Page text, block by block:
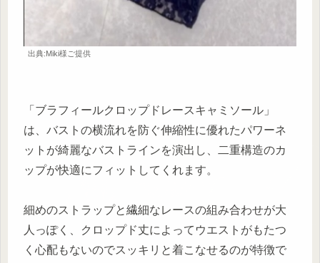
出典:Miki様ご提供
「ブラフィールクロップドレースキャミソール」
は、バストの横流れを防ぐ伸縮性に優れたパワーネ
ットが綺麗なバストラインを演出し、二重構造のカ
ップが快適にフィットしてくれます。
細めのストラップと繊細なレースの組み合わせが大
人っぽく、クロップド丈によってウエストがもたつ
く心配もないのでスッキリと着こなせるのが特徴で